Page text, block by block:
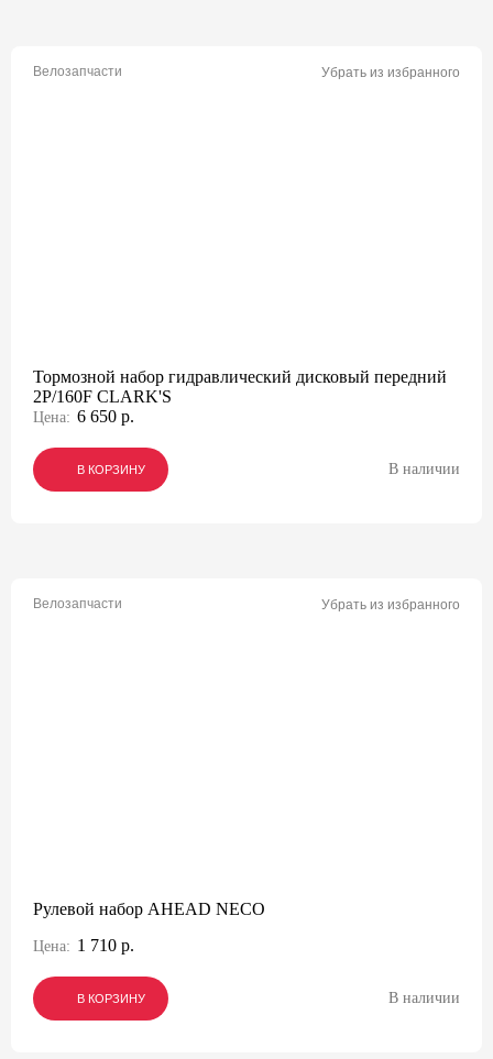
Велозапчасти Убрать из избранного
Тормозной набор гидравлический дисковый передний
2P/160F CLARK'S
Цена: 6 650 р.
В КОРЗИНУ
В КОРЗИНУ
В КОРЗИНУ В наличии
Велозапчасти Убрать из избранного
Рулевой набор AHEAD NECO
Цена: 1 710 р.
В КОРЗИНУ
В КОРЗИНУ
В КОРЗИНУ В наличии